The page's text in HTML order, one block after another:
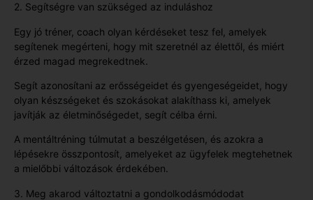
2. Segítségre van szükséged az induláshoz
Egy jó tréner, coach olyan kérdéseket tesz fel, amelyek
segítenek megérteni, hogy mit szeretnél az élettől, és miért
érzed magad megrekedtnek.
Segít azonosítani az erősségeidet és gyengeségeidet, hogy
olyan készségeket és szokásokat alakíthass ki, amelyek
javítják az életminőségedet, segít célba érni.
A mentáltréning túlmutat a beszélgetésen, és azokra a
lépésekre összpontosít, amelyeket az ügyfelek megtehetnek
a mielőbbi változások érdekében.
3. Meg akarod változtatni a gondolkodásmódodat